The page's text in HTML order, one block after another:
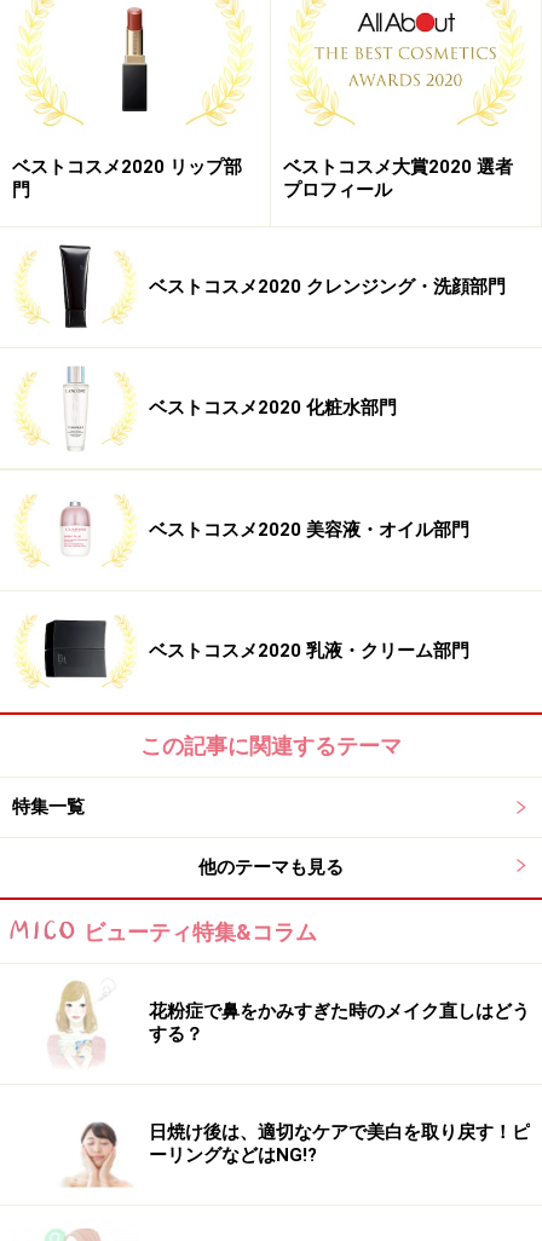
吉成里沙さん
への期待をいただき、店頭でお試しされる方や、ご予約
が殺到しております！
【DATA】
コスメデコルテ iP.Shot
20g 1万円（税抜） ／http://www.cosmedecorte.com/
第2位 シスレー シスレイヤ インテグラ
ル
伝説の初代「シスレイヤ」の年間販売個数
を、発売４カ月で突破！​​​​
1999年、肌の老化に全方位で立ち向かう商品として旋風
を巻き起こした「シスレイヤ」。その伝説のクリームが
さらに進化して登場。細胞のバイオリズムやエネルギー
生成力に着目。細胞が理想的に機能する環境作りをサポ
ート。心地よいテクスチャーで肌になじみ、ふっくらと
した輝くような明るい肌に。
ド 永富千晴さん
ベストコスメ2020 リップ部
門
ベストコスメ大賞2020 選者
プロフィール
ベストコスメ2020 クレンジング・洗顔部門
ベストコスメ2020 化粧水部門
ベストコスメ2020 美容液・オイル部門
ベストコスメ2020 乳液・クリーム部門
この記事に関連するテーマ
特集一覧
他のテーマも見る
ビューティ特集&コラム
花粉症で鼻をかみすぎた時のメイク直しはどう
する？
日焼け後は、適切なケアで美白を取り戻す！ピ
ーリングなどはNG!?